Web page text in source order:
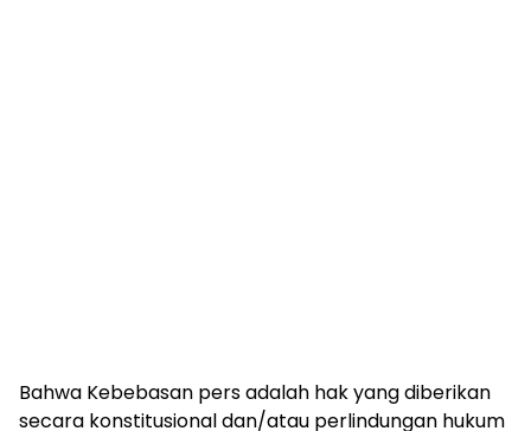
Bahwa Kebebasan pers adalah hak yang diberikan
secara konstitusional dan/atau perlindungan hukum